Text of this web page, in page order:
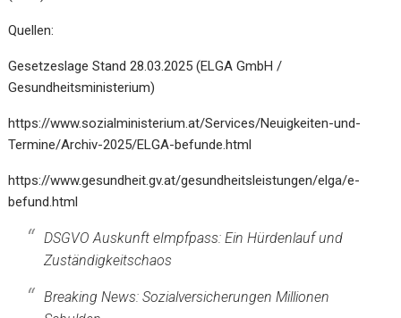
Quellen:
Gesetzeslage Stand 28.03.2025 (ELGA GmbH /
Gesundheitsministerium)
https://www.sozialministerium.at/Services/Neuigkeiten-und-
Termine/Archiv-2025/ELGA-befunde.html
https://www.gesundheit.gv.at/gesundheitsleistungen/elga/e-
befund.html
DSGVO Auskunft eImpfpass: Ein Hürdenlauf und
Zuständigkeitschaos
Breaking News: Sozialversicherungen Millionen